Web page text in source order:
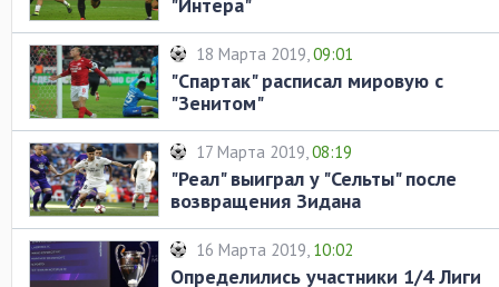
18 Марта 2019,09:01
"Спартак" расписал мировую с
"Зенитом"
17 Марта 2019,08:19
"Реал" выиграл у "Сельты" после
возвращения Зидана
16 Марта 2019, 10:02
Определились участники 1/4 Лиги